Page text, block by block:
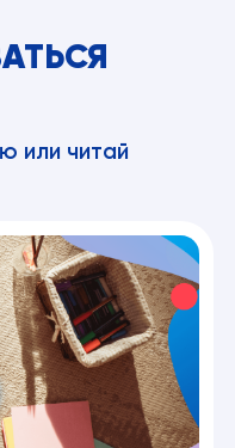
или читай